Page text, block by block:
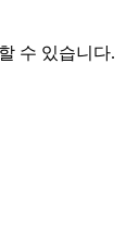
수 있습니다.